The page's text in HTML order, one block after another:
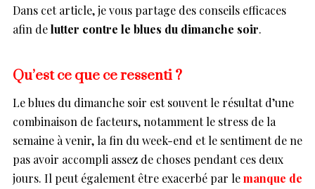
Dans cet article, je vous partage des conseils efficaces
afin delutter contre le blues du dimanche soir.
Qu’est ce que ce ressenti ?
Le blues du dimanche soir est souvent le résultat d’une
combinaison de facteurs, notamment le stress de la
semaine à venir, la fin du week-end et le sentiment de ne
pas avoir accompli assez de choses pendant ces deux
jours. Il peut également être exacerbé par lemanque de